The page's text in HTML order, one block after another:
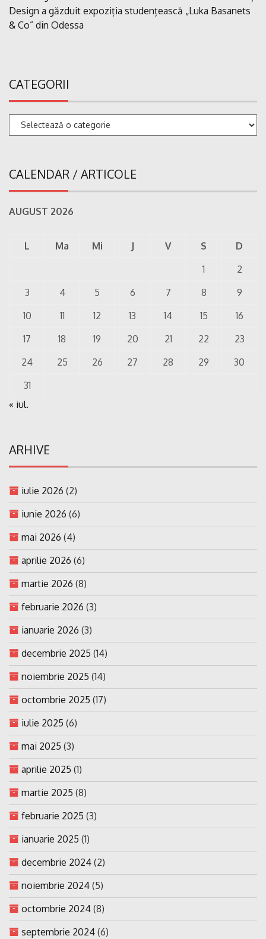
Design a găzduit expoziția studențească „Luka Basanets
& Co” din Odessa
CATEGORII
Categorii
CALENDAR / ARTICOLE
AUGUST 2026
L Ma Mi J V S
D
1
2
3
4 5 6 7 8
9
10
11 12 13 14 15
16
17
18 19 20 21 22
23
24
25 26 27 28 29
30
31
« iul.
ARHIVE
iulie 2026 (2)
iunie 2026 (6)
mai 2026 (4)
aprilie 2026 (6)
martie 2026 (8)
februarie 2026 (3)
ianuarie 2026 (3)
decembrie 2025 (14)
noiembrie 2025 (14)
octombrie 2025 (17)
iulie 2025 (6)
mai 2025 (3)
aprilie 2025 (1)
martie 2025 (8)
februarie 2025 (3)
ianuarie 2025 (1)
decembrie 2024 (2)
noiembrie 2024 (5)
octombrie 2024 (8)
septembrie 2024 (6)